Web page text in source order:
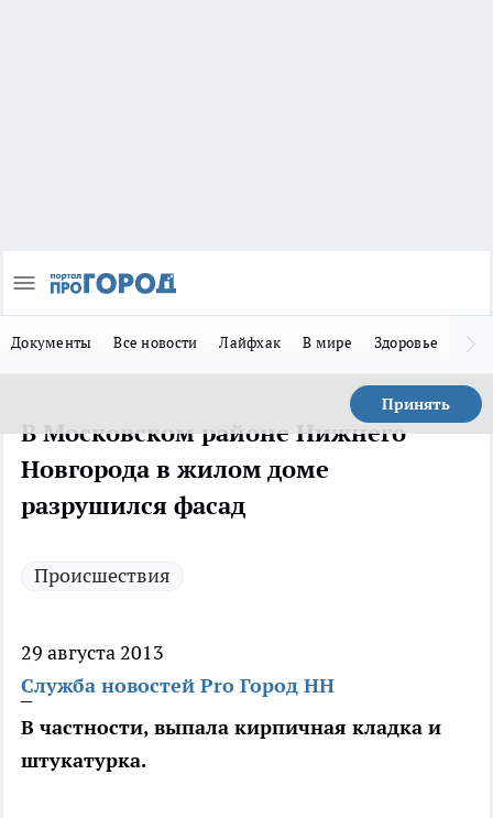
Документы Все новости Лайфхак В мире Здоровье
Принять
В Московском районе Нижнего
Новгорода в жилом доме
разрушился фасад
Происшествия
29 августа 2013
Служба новостей Pro Город НН
В частности, выпала кирпичная кладка и
штукатурка.